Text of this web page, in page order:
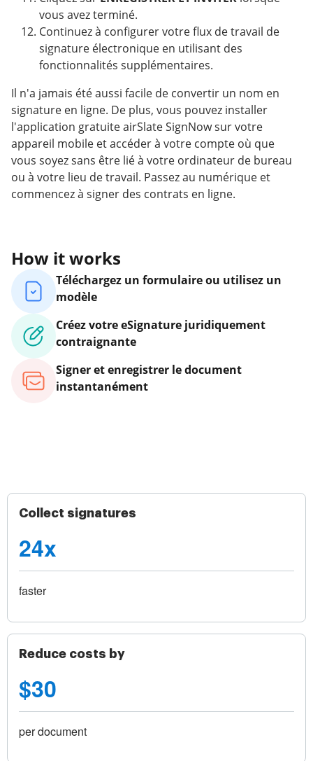
vous avez terminé.
Continuez à configurer votre flux de travail de
signature électronique en utilisant des
fonctionnalités supplémentaires.
Il n'a jamais été aussi facile de convertir un nom en
signature en ligne. De plus, vous pouvez installer
l'application gratuite airSlate SignNow sur votre
appareil mobile et accéder à votre compte où que
vous soyez sans être lié à votre ordinateur de bureau
ou à votre lieu de travail. Passez au numérique et
commencez à signer des contrats en ligne.
How it works
Téléchargez un formulaire ou utilisez un
modèle
Créez votre eSignature juridiquement
contraignante
Signer et enregistrer le document
instantanément
Collect signatures
24x
faster
Reduce costs by
$30
per document